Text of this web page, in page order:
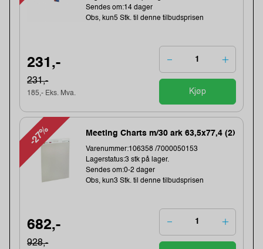
Sendes om:14 dager
Obs, kun5 Stk. til denne tilbudsprisen
231,-
231,-
185,- Eks. Mva. Kjøp
-27% Meeting Charts m/30 ark 63,5x77,4 (2)
Varenummer:106358 /7000050153
Lagerstatus:3 stk på lager.
Sendes om:0-2 dager
Obs, kun3 Stk. til denne tilbudsprisen
682,-
928,-